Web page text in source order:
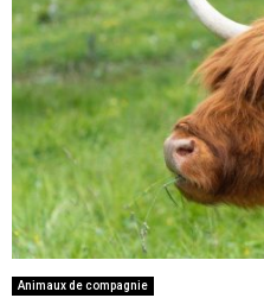
Animaux de compagnie